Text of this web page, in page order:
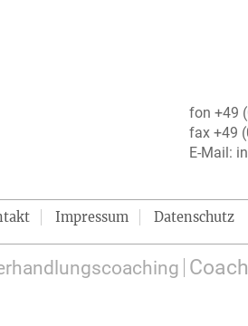
fon +49
fax +49
E-Mail:
Impressum Datenschutz